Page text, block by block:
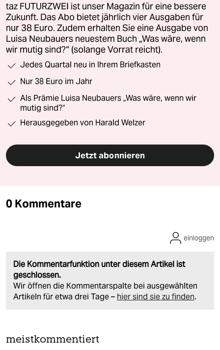
taz FUTURZWEI ist unser Magazin für eine bessere
Zukunft. Das Abo bietet jährlich vier Ausgaben für
nur 38 Euro. Zudem erhalten Sie eine Ausgabe von
Luisa Neubauers neuestem Buch „Was wäre, wenn
wir mutig sind?“ (solange Vorrat reicht).
Jedes Quartal neu in Ihrem Briefkasten
Nur 38 Euro im Jahr
Als Prämie Luisa Neubauers „Was wäre, wenn wir
mutig sind?“
Herausgegeben von Harald Welzer
Jetzt abonnieren
0 Kommentare
Die Kommentarfunktion unter diesem Artikel ist
geschlossen.
Wir öffnen die Kommentarspalte bei ausgewählten
Artikeln für etwa drei Tage – hier sind sie zu finden.
einloggen
meistkommentiert